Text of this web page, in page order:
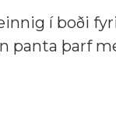
í boði
panta þarf